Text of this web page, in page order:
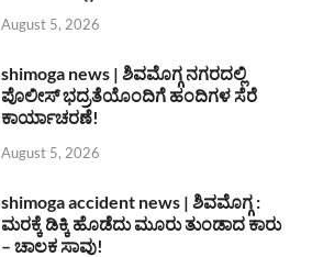
August 5, 2026
shimoga news | ಶಿವಮೊಗ್ಗ ನಗರದಲ್ಲಿ
ಪೊಲೀಸ್ ಭದ್ರತೆಯೊಂದಿಗೆ ಹಂದಿಗಳ ಸೆರೆ
ಕಾರ್ಯಾಚರಣೆ!
August 5, 2026
shimoga accident news | ಶಿವಮೊಗ್ಗ :
ಮರಕ್ಕೆ ಡಿಕ್ಕಿ ಹೊಡೆದು ಮೂರು ತುಂಡಾದ ಕಾರು
– ಚಾಲಕ ಸಾವು!